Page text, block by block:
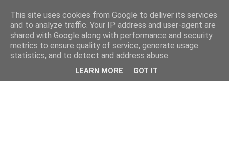
This site uses cookies from Google to deliver its services
and to analyze traffic. Your IP address and user-agent are
shared with Google along with performance and security
metrics to ensure quality of service, generate usage
statistics, and to detect and address abuse.
LEARN MORE GOT IT